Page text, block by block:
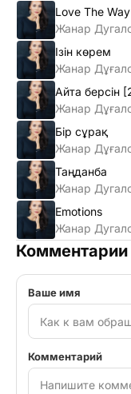
Love The
Жанар
Ізін көрем
Жанар
Айта берсiн
Жанар
Бір сұрақ
Жанар
Таңданба
Жанар
Emotions
Жанар
Комментарии
Ваше имя
Комментарий